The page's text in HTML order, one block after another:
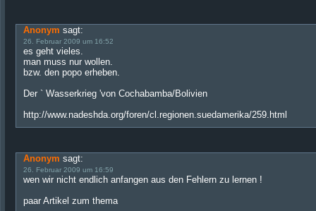
Anonym sagt:
26. Februar 2009 um 16:52
es geht vieles.
man muss nur wollen.
bzw. den popo erheben.
Der ` Wasserkrieg 'von Cochabamba/Bolivien
http://www.nadeshda.org/foren/cl.regionen.suedamerika/259.html
Anonym sagt:
26. Februar 2009 um 16:59
wen wir nicht endlich anfangen aus den Fehlern zu lernen !
paar Artikel zum thema